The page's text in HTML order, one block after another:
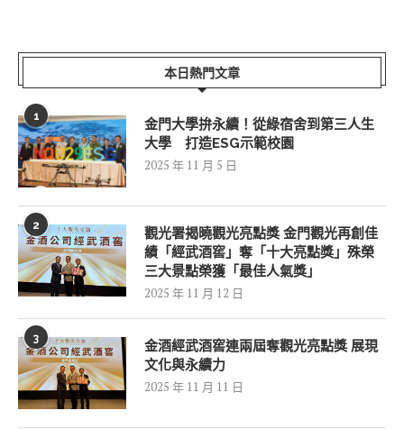
本日熱門文章
1
金門大學拚永續！從綠宿舍到第三人生
大學 打造ESG示範校園
2025 年 11 月 5 日
2
觀光署揭曉觀光亮點獎 金門觀光再創佳
績「經武酒窖」奪「十大亮點獎」殊榮
三大景點榮獲「最佳人氣獎」
2025 年 11 月 12 日
3
金酒經武酒窖連兩屆奪觀光亮點獎 展現
文化與永續力
2025 年 11 月 11 日